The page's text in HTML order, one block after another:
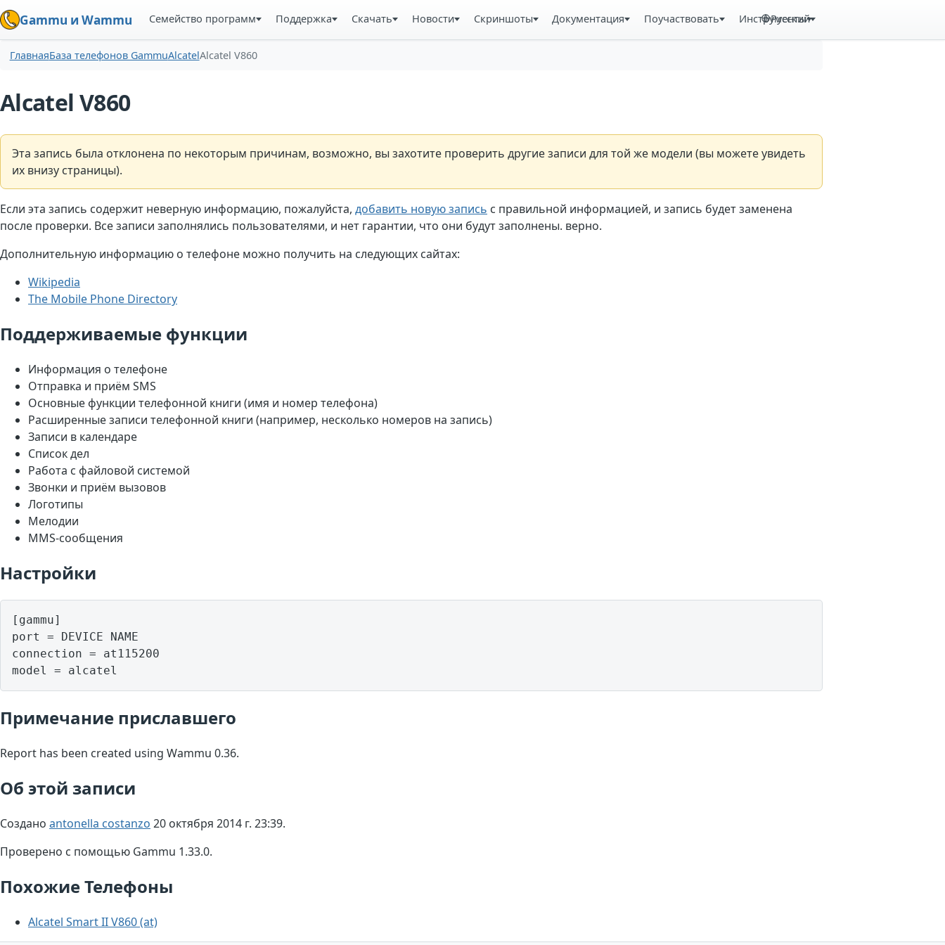
Gammu и Wammu Семейство программ Поддержка Скачать Новости Скриншоты Документация Поучаствовать Инструменты
Русский
ГлавнаяБаза телефонов GammuAlcatelAlcatel V860
Alcatel V860
Эта запись была отклонена по некоторым причинам, возможно, вы захотите проверить другие записи для той же модели (вы можете увидеть
их внизу страницы).
Если эта запись содержит неверную информацию, пожалуйста, добавить новую запись с правильной информацией, и запись будет заменена
после проверки. Все записи заполнялись пользователями, и нет гарантии, что они будут заполнены. верно.
Дополнительную информацию о телефоне можно получить на следующих сайтах:
Wikipedia
The Mobile Phone Directory
Поддерживаемые функции
Информация о телефоне
Отправка и приём SMS
Основные функции телефонной книги (имя и номер телефона)
Расширенные записи телефонной книги (например, несколько номеров на запись)
Записи в календаре
Список дел
Работа с файловой системой
Звонки и приём вызовов
Логотипы
Мелодии
MMS-сообщения
Настройки
[gammu]
port = DEVICE NAME
connection = at115200
model = alcatel
Примечание приславшего
Report has been created using Wammu 0.36.
Об этой записи
Создано antonella costanzo 20 октября 2014 г. 23:39.
Проверено с помощью Gammu 1.33.0.
Похожие Телефоны
Alcatel Smart II V860 (at)